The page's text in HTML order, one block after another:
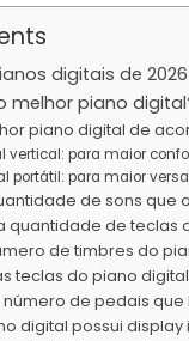
digitais de 2026
melhor piano
piano digital de
vertical: para maior
portátil: para maior
de sons que
quantidade de teclas
de timbres do
teclas do piano
de pedais que
digital possui